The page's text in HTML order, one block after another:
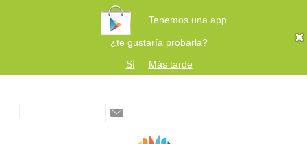
Tenemos una app
¿te gustaría probarla?
Sí
Más tarde